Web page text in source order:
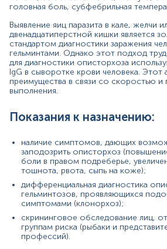
Выявленные антитела класса
перенесенной инфекции.
Причины снижения уровня
Антитела IgG класса
свидетельствовать об
Opisthorchis felineus.
возникнуть, если анализ на
слишком рано после
Материал
сироватка крові
Единицы измерения, референтные
измерений могут изменяться в
головная боль, субфебрильная
Выявление яиц паразита в кале, желчи
двенадцатиперстной кишки является
стандартом диагностики заражения
гельминтами. Однако этот подход
для диагностики описторхоза
IgG в сыворотке крови человека. Этот
преимущества в связи со скоростью и
выполнения.
Показания к назначению:
наличие симптомов, дающих
заподозрить описторхоз
боли в правом подреберье,
тошнота, рвота, сыпь на коже);
дифференциальная диагностика
гельминтозов, проявляющихся
симптомами (клонорхоз);
скрининговое обследование лиц,
группам риска (рыбаки и
профессий).